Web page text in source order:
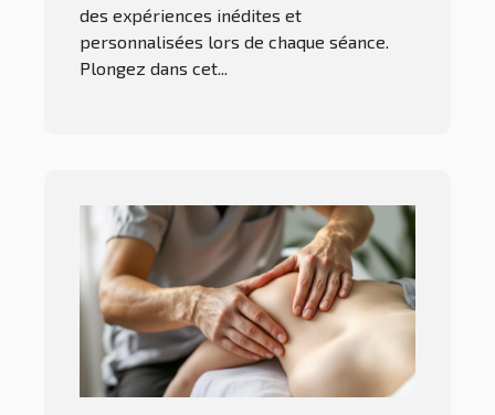
des expériences inédites et
personnalisées lors de chaque séance.
Plongez dans cet...